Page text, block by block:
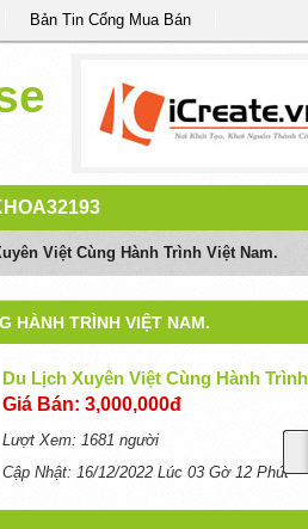
Bản Tin Cổng Mua Bán
Việt Cùng Hành Trình Việt Nam.
HÀNH TRÌNH VIỆT NAM.
Du Lịch Xuyên Việt Cùng Hành
Giá Bán: 3,000,000đ
Lượt Xem: 1681 người
Cập Nhật: 16/12/2022 Lúc 03 Gờ 12 Phút